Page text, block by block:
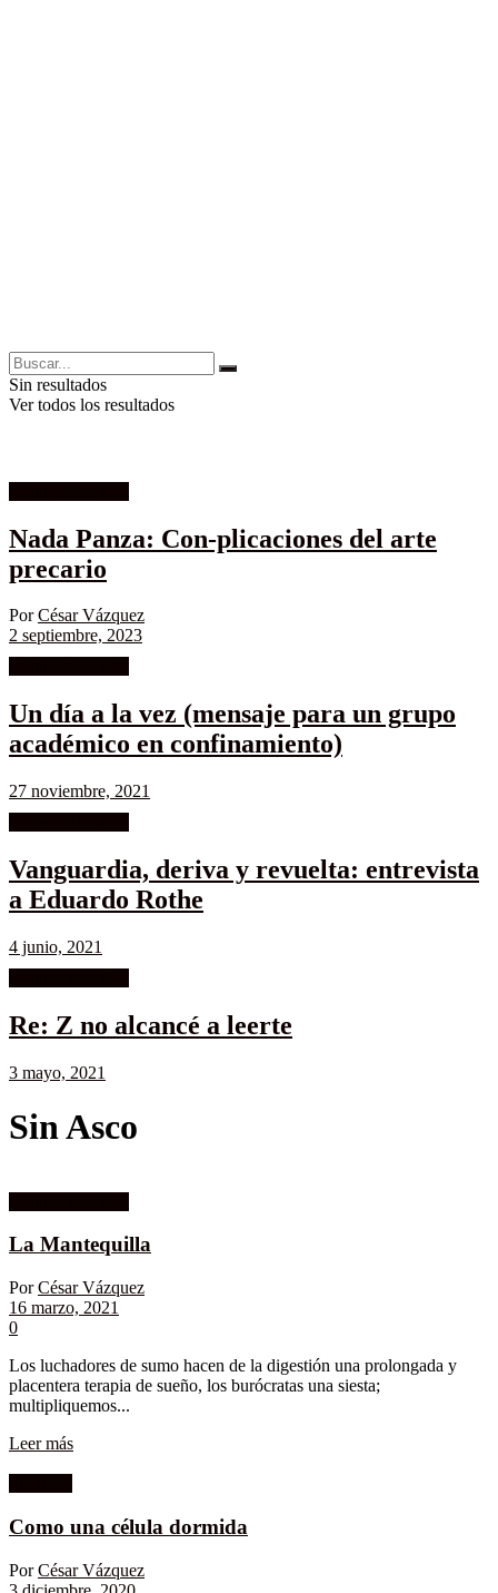
Sin resultados
Ver todos los resultados
Nada Panza: Con-plicaciones del arte
precario
Por César Vázquez
2 septiembre, 2023
Un día a la vez (mensaje para un grupo
académico en confinamiento)
27 noviembre, 2021
Vanguardia, deriva y revuelta: entrevista
a Eduardo Rothe
4 junio, 2021
Re: Z no alcancé a leerte
3 mayo, 2021
Sin Asco
La Mantequilla
Por César Vázquez
16 marzo, 2021
0
Los luchadores de sumo hacen de la digestión una prolongada y
placentera terapia de sueño, los burócratas una siesta;
multipliquemos...
Leer más
Como una célula dormida
Por César Vázquez